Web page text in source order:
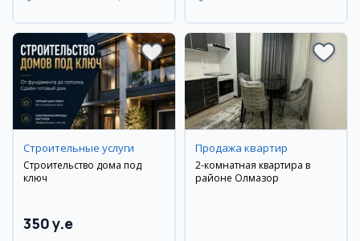
Cтроительные услуги
Строительство дома под
ключ
350 y.e
Продажа квартир
2-комнатная квартира в
районе Олмазор